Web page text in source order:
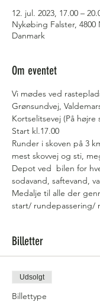
12. jul. 2023, 17.00 –
Nykøbing Falster, 4800
Danmark
Om eventet
Vi mødes ved
Grønsundvej,
Kortselitsevej (På
Start kl.17.00
Runder i skoven på 3
mest skovvej og sti,
Depot ved  bilen for
sodavand, saftevand,
Medalje til alle der
start/ rundepassering/
Billetter
Udsolgt
Billettype